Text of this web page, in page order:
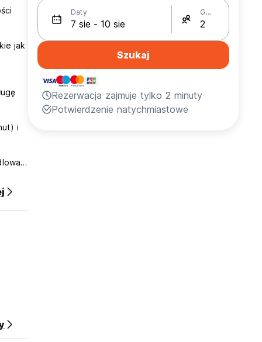
jak
i
Daty Gości
Szukaj
Rezerwacja zajmuje tylko 2 minuty
Potwierdzenie natychmiastowe